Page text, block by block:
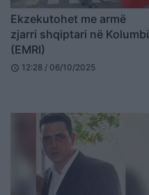
Ekzekutohet me armë
zjarri shqiptari në Kolumbi
(EMRI)
schedule 12:28 / 06/10/2025